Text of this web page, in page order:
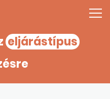
eljárástípus